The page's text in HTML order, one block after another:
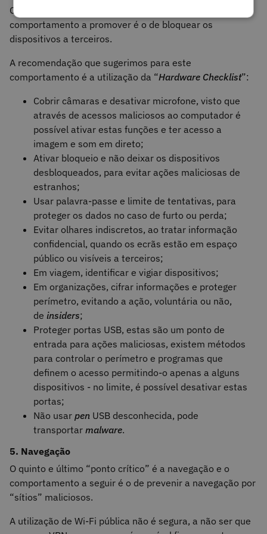
O quarto “ponto crítico” é o
comportamento a promover é o de bloquear os
dispositivos a terceiros.
A recomendação que sugerimos para este
comportamento é a utilização da “Hardware Checklist”:
Cobrir câmaras e desativar microfone, visto que
através de acessos maliciosos ao computador é
possível ativar estas funções e ter acesso a
imagem e som em direto;
Ativar bloqueio e não deixar os dispositivos
desbloqueados, para evitar ações maliciosas de
estranhos;
Usar palavra-passe e limite de tentativas, para
proteger os dados no caso de furto ou perda;
Evitar olhares indiscretos, ao tratar informação
confidencial, quando os ecrãs estão em espaço
público ou visíveis a terceiros;
Em viagem, identificar e vigiar dispositivos;
Em organizações, cifrar informações e proteger
perímetro, evitando a ação, voluntária ou não,
de insiders;
Proteger portas USB, estas são um ponto de
entrada para ações maliciosas, existem métodos
para controlar o perímetro e programas que
definem o acesso permitindo-o apenas a alguns
dispositivos - no limite, é possível desativar estas
portas;
Não usar pen USB desconhecida, pode
transportar malware.
5. Navegação
O quinto e último “ponto crítico” é a navegação e o
comportamento a seguir é o de prevenir a navegação por
“sítios” maliciosos.
A utilização de Wi-Fi pública não é segura, a não ser que